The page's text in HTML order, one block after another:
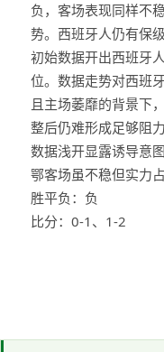
负，客场表现同样不
势。西班牙人仍有保
初始数据开出西班牙
位。数据走势对西班
且主场萎靡的背景下
整后仍难形成足够阻
数据浅开显露诱导意
鄂客场虽不稳但实力
胜平负：负
比分：0-1、1-2